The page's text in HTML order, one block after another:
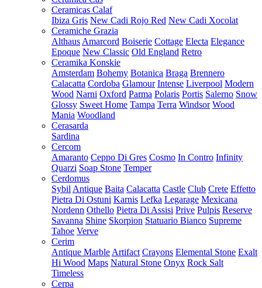
Ceramicas Calaf
Ibiza Gris New Cadi Rojo Red New Cadi Xocolat
Ceramiche Grazia
Althaus Amarcord Boiserie Cottage Electa Elegance
Epoque New Classic Old England Retro
Ceramika Konskie
Amsterdam Bohemy Botanica Braga Brennero
Calacatta Cordoba Glamour Intense Liverpool Modern
Wood Narni Oxford Parma Polaris Portis Salerno Snow
Glossy Sweet Home Tampa Terra Windsor Wood
Mania Woodland
Cerasarda
Sardina
Cercom
Amaranto Ceppo Di Gres Cosmo In Contro Infinity
Quarzi Soap Stone Temper
Cerdomus
Sybil Antique Baita Calacatta Castle Club Crete Effetto
Pietra Di Ostuni Karnis Lefka Legarage Mexicana
Nordenn Othello Pietra Di Assisi Prive Pulpis Reserve
Savanna Shine Skorpion Statuario Bianco Supreme
Tahoe Verve
Cerim
Antique Marble Artifact Crayons Elemental Stone Exalt
Hi Wood Maps Natural Stone Onyx Rock Salt
Timeless
Cerpa